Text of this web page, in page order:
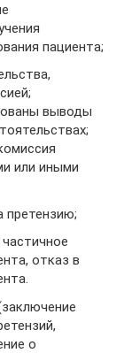
пациента;
выводы
или иными
претензию;
отказ в
о